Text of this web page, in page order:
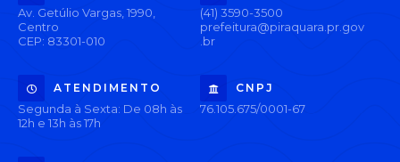
Av. Getúlio Vargas, 1990,
Centro
CEP: 83301-010
(41) 3590-3500
prefeitura@piraquara.pr.gov
.br
ATENDIMENTO
Segunda à Sexta: De 08h às
12h e 13h às 17h
CNPJ
76.105.675/0001-67